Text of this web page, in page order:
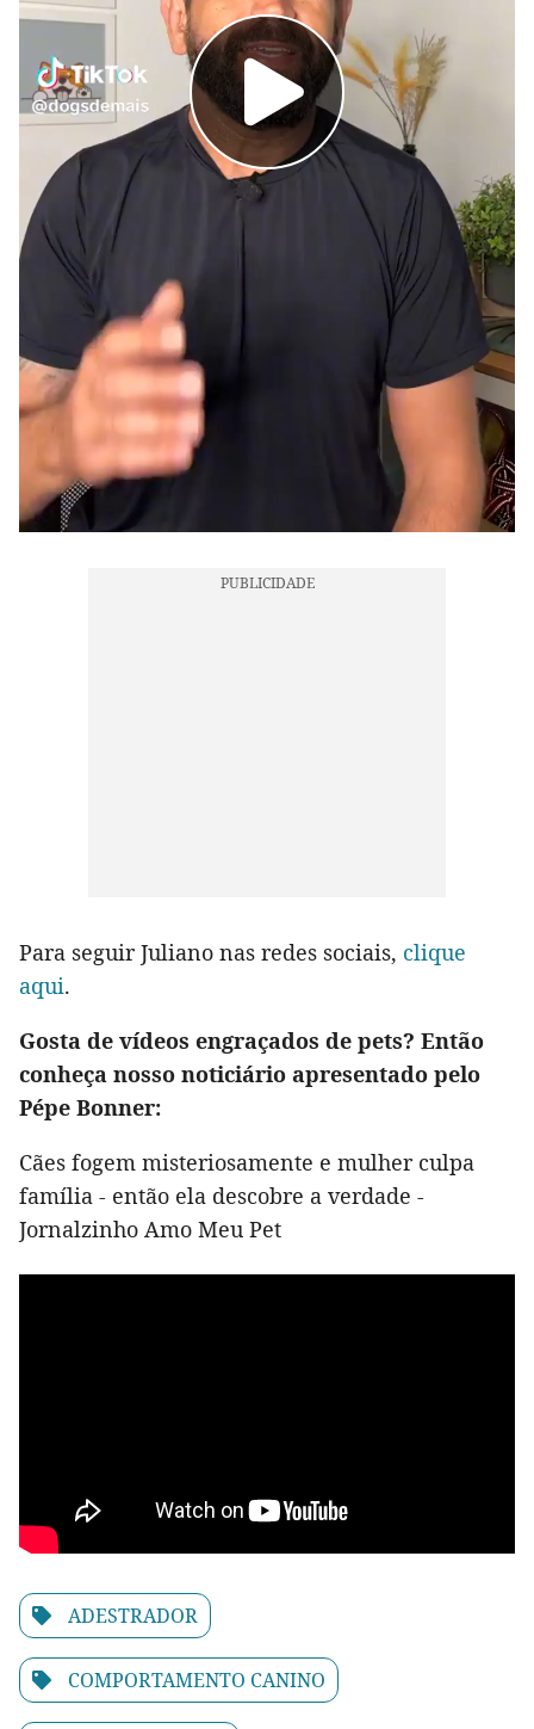
Para seguir Juliano nas redes sociais, clique
aqui.
Gosta de vídeos engraçados de pets? Então
conheça nosso noticiário apresentado pelo
Pépe Bonner:
Cães fogem misteriosamente e mulher culpa
família - então ela descobre a verdade -
Jornalzinho Amo Meu Pet
ADESTRADOR
COMPORTAMENTO CANINO